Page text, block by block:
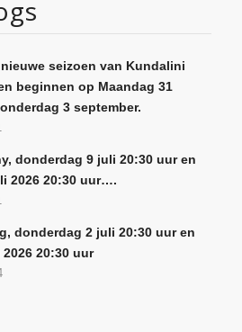
seizoen van Kundalini
beginnen op Maandag 31
3 september.
donderdag 9 juli 20:30 uur en
2026 20:30 uur….
donderdag 2 juli 20:30 uur en
20:30 uur